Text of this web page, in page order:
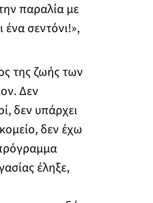
παραλία με
ένα σεντόνι!»,
της ζωής των
Δεν
δεν υπάρχει
δεν έχω
έληξε,